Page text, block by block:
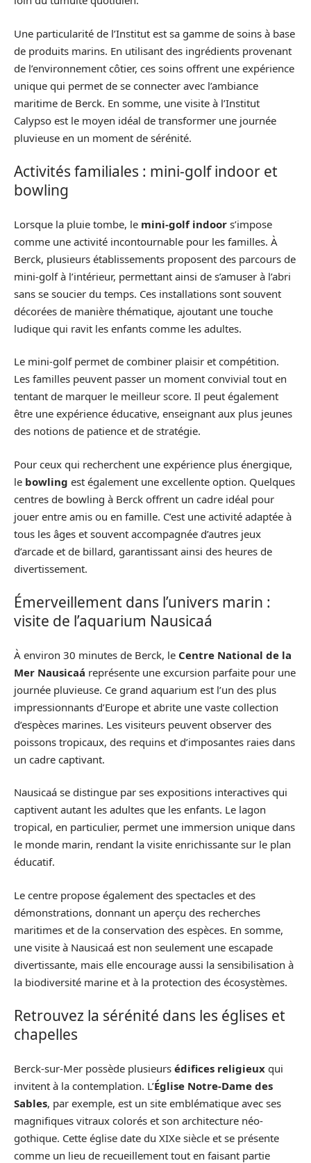
Une particularité de l’Institut est sa gamme de soins à base
de produits marins. En utilisant des ingrédients provenant
de l’environnement côtier, ces soins offrent une expérience
unique qui permet de se connecter avec l’ambiance
maritime de Berck. En somme, une visite à l’Institut
Calypso est le moyen idéal de transformer une journée
pluvieuse en un moment de sérénité.
Activités familiales : mini-golf indoor et
bowling
Lorsque la pluie tombe, le mini-golf indoor s’impose
comme une activité incontournable pour les familles. À
Berck, plusieurs établissements proposent des parcours de
mini-golf à l’intérieur, permettant ainsi de s’amuser à l’abri
sans se soucier du temps. Ces installations sont souvent
décorées de manière thématique, ajoutant une touche
ludique qui ravit les enfants comme les adultes.
Le mini-golf permet de combiner plaisir et compétition.
Les familles peuvent passer un moment convivial tout en
tentant de marquer le meilleur score. Il peut également
être une expérience éducative, enseignant aux plus jeunes
des notions de patience et de stratégie.
Pour ceux qui recherchent une expérience plus énergique,
le bowling est également une excellente option. Quelques
centres de bowling à Berck offrent un cadre idéal pour
jouer entre amis ou en famille. C’est une activité adaptée à
tous les âges et souvent accompagnée d’autres jeux
d’arcade et de billard, garantissant ainsi des heures de
divertissement.
Émerveillement dans l’univers marin :
visite de l’aquarium Nausicaá
À environ 30 minutes de Berck, le Centre National de la
Mer Nausicaá représente une excursion parfaite pour une
journée pluvieuse. Ce grand aquarium est l’un des plus
impressionnants d’Europe et abrite une vaste collection
d’espèces marines. Les visiteurs peuvent observer des
poissons tropicaux, des requins et d’imposantes raies dans
un cadre captivant.
Nausicaá se distingue par ses expositions interactives qui
captivent autant les adultes que les enfants. Le lagon
tropical, en particulier, permet une immersion unique dans
le monde marin, rendant la visite enrichissante sur le plan
éducatif.
Le centre propose également des spectacles et des
démonstrations, donnant un aperçu des recherches
maritimes et de la conservation des espèces. En somme,
une visite à Nausicaá est non seulement une escapade
divertissante, mais elle encourage aussi la sensibilisation à
la biodiversité marine et à la protection des écosystèmes.
Retrouvez la sérénité dans les églises et
chapelles
Berck-sur-Mer possède plusieurs édifices religieux qui
invitent à la contemplation. L’Église Notre-Dame des
Sables, par exemple, est un site emblématique avec ses
magnifiques vitraux colorés et son architecture néo-
gothique. Cette église date du XIXe siècle et se présente
comme un lieu de recueillement tout en faisant partie